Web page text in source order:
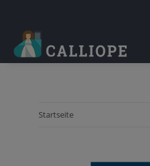
Startseite